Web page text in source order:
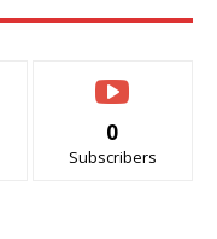
0
Subscribers